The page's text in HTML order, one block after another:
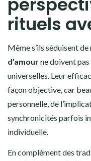
rituels
Même s’ils séduisent
d’amourne doivent
universelles. Leur
façon objective, car
personnelle, de
synchronicités parfois
individuelle.
En complément des